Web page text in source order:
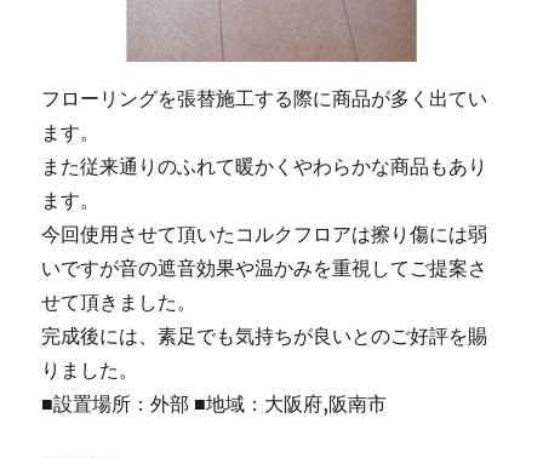
フローリングを張替施工する際に商品が多く出てい
ます。
また従来通りのふれて暖かくやわらかな商品もあり
ます。
今回使用させて頂いたコルクフロアは擦り傷には弱
いですが音の遮音効果や温かみを重視してご提案さ
せて頂きました。
完成後には、素足でも気持ちが良いとのご好評を賜
りました。
■設置場所：外部 ■地域：大阪府,阪南市